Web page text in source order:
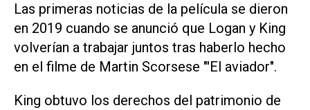
Las primeras noticias de la película se dieron
en 2019 cuando se anunció que Logan y King
volverían a trabajar juntos tras haberlo hecho
en el filme de Martin Scorsese "'El aviador".
King obtuvo los derechos del patrimonio de